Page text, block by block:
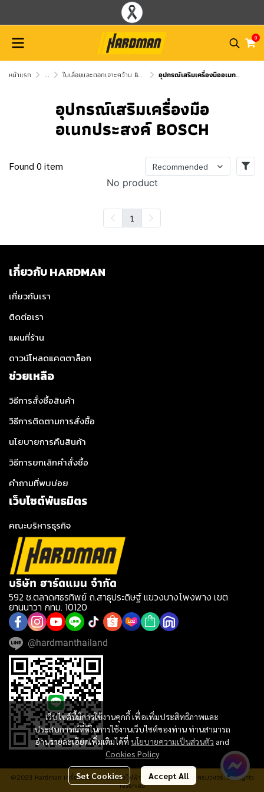
0
หน้าแรก ... ใบเลื่อยและดอกเจาะคว้าน BOSCH อุปกรณ์เสริมเครื่องมืออเนกประสงค์ BOSCH
อุปกรณ์เสริมเครื่องมือ
อเนกประสงค์ BOSCH
Found 0 item Recommended
No product
1
เว็บไซต์นี้มีการใช้งานคุกกี้ เพื่อเพิ่มประสิทธิภาพและ
ประสบการณ์ที่ดีในการใช้งานเว็บไซต์ของท่าน ท่านสามารถ
อ่านรายละเอียดเพิ่มเติมได้ที่ นโยบายความเป็นส่วนตัว and
Cookies Policy
Set Cookies Accept All
เกี่ยวกับ HARDMAN
เกี่ยวกับเรา
ติดต่อเรา
แผนที่ร้าน
ดาวน์โหลดแคตตาล็อก
ช่วยเหลือ
วิธีการสั่งซื้อสินค้า
วิธีการติดตามการสั่งซื้อ
นโยบายการคืนสินค้า
วิธีการยกเลิกคำสั่งซื้อ
คำถามที่พบบ่อย
เว็บไซต์พันธมิตร
คณะบริหารธุรกิจ
บริษัท ฮาร์ดแมน จำกัด
592 ซ.ตลาดศธรทิพย์ ถ.สาธุประดิษฐ์ แขวงบางโพงพาง เขต
ยานนาวา กทม. 10120
@hardmanthailand
@2023 Hardman เครื่องมือช่าง เครื่องมือไฟฟ้า ประปา อุปกรณ์ช่าง ครบวงจร. All rights
reserved